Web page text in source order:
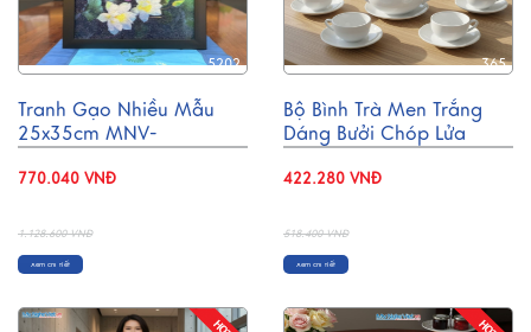
5202
Tranh Gạo Nhiều Mẫu
25x35cm MNV-
770.040 VNĐ
1.128.600 VNĐ
Xem chi tiết
365
Bộ Bình Trà Men Trắng
Dáng Bưởi Chóp Lửa
422.280 VNĐ
518.400 VNĐ
Xem chi tiết